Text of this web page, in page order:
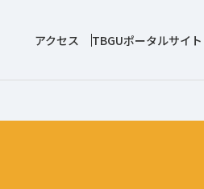
アクセス TBGUポータルサイト